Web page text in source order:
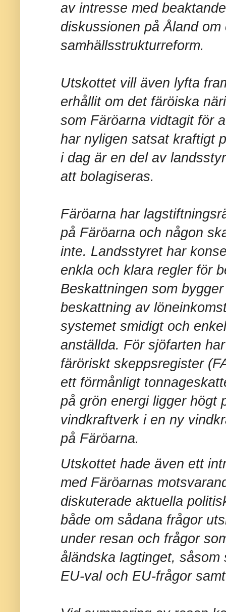
av intresse med
diskussionen på Åland om
samhällsstrukturreform.
Utskottet vill även lyfta
erhållit om det färöiska
som Färöarna vidtagit för
har nyligen satsat kraftigt
i dag är en del av
att bolagiseras.
Färöarna har
på Färöarna och någon
inte. Landsstyret har
enkla och klara regler för
Beskattningen som
beskattning av
systemet smidigt och
anställda. För sjöfarten
färöriskt skeppsregister
ett förmånligt
på grön energi ligger högt
vindkraftverk i en ny
på Färöarna.
Utskottet hade även ett
med Färöarnas
diskuterade aktuella
både om sådana frågor
under resan och frågor
åländska lagtinget,
EU-val och EU-frågor